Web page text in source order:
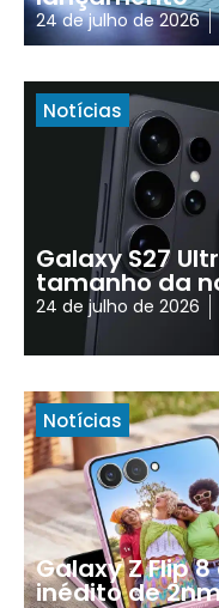
24 de julho de 2026
Notícias
Galaxy S27
tamanho da
24 de julho de 2026
Notícias
Galaxy Z Flip
inédito de